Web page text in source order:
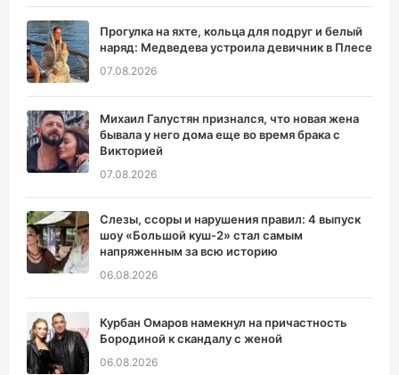
Прогулка на яхте, кольца для подруг и белый
наряд: Медведева устроила девичник в Плесе
07.08.2026
Михаил Галустян признался, что новая жена
бывала у него дома еще во время брака с
Викторией
07.08.2026
Слезы, ссоры и нарушения правил: 4 выпуск
шоу «Большой куш-2» стал самым
напряженным за всю историю
06.08.2026
Курбан Омаров намекнул на причастность
Бородиной к скандалу с женой
06.08.2026